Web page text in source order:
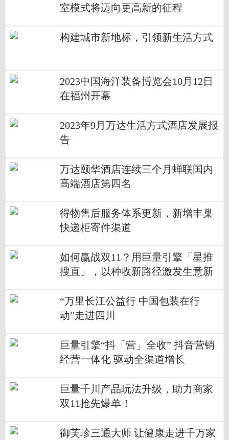
室模式将迈向更高新的征程
构建城市新地标，引领新生活方式
2023中国海洋装备博览会10月12日
在福州开幕
2023年9月万达生活方式酒店发展报
告
万达颐华酒店连续三个月蝉联国内
高端酒店第四名
得物售后服务体系更新，新增丰巢
快递柜寄件渠道
如何赢战双11？用巨量引擎「星推
搜直」，以种收新路径激发生意新
“万里长江公益行 中国包装在行
动”走进四川
巨量引擎“抖「营」全收” 抖音营销
经营一体化 驱动全渠道增长
巨量千川产品玩法升级，助力商家
双11抢先爆单！
御芙珍三通大师 让健康走进千万家